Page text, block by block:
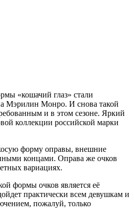
«кошачий глаз» стали
Мэрилин Монро. И снова такой
и в этом сезоне. Яркий
коллекции российской марки
форму оправы, внешние
концами. Оправа же очков
вариациях.
формы очков является её
практически всем девушкам и
пожалуй, только